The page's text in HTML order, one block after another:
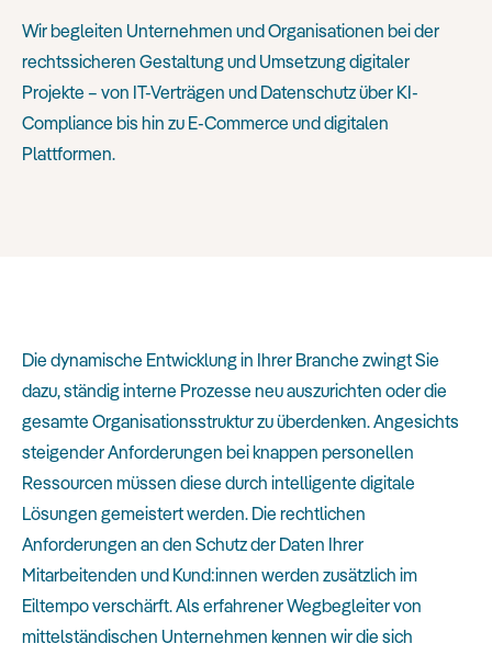
Wir begleiten Unternehmen und Organisationen bei der
rechtssicheren Gestaltung und Umsetzung digitaler
Projekte – von IT-Verträgen und Datenschutz über KI-
Compliance bis hin zu E-Commerce und digitalen
Plattformen.
Die dynamische Entwicklung in Ihrer Branche zwingt Sie
dazu, ständig interne Prozesse neu auszurichten oder die
gesamte Organisationsstruktur zu überdenken. Angesichts
steigender Anforderungen bei knappen personellen
Ressourcen müssen diese durch intelligente digitale
Lösungen gemeistert werden. Die rechtlichen
Anforderungen an den Schutz der Daten Ihrer
Mitarbeitenden und Kund:innen werden zusätzlich im
Eiltempo verschärft. Als erfahrener Wegbegleiter von
mittelständischen Unternehmen kennen wir die sich